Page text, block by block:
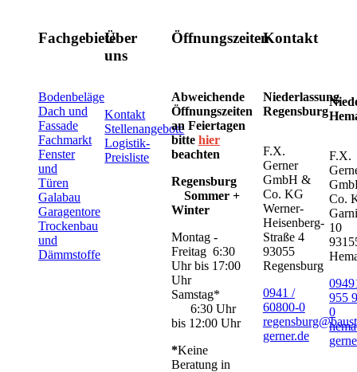
Fachgebiete
Bodenbeläge
Dach und
Fassade
Fachmarkt
Fenster
und
Türen
Galabau
Garagentore
Trockenbau
und
Dämmstoffe
Über
uns
Kontakt
Stellenangebote
Logistik-
Preisliste
Öffnungszeiten
Abweichende
Öffnungszeiten
an Feiertagen
bitte hier
beachten
Regensburg
Sommer +
Winter
Montag -
Freitag 6:30
Uhr bis 17:00
Uhr
Samstag*
6:30 Uhr
bis 12:00 Uhr
*Keine
Beratung in
Kontakt
Niederlassung
Regensburg
F.X.
Gerner
GmbH &
Co. KG
Werner-
Heisenberg-
Straße 4
93055
Regensburg
0941 /
60800-0
gerner.de
F.X.
Co.
10
955
0